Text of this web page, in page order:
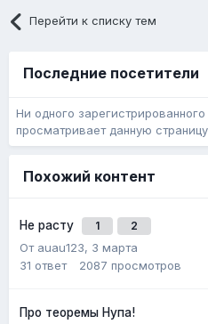
Перейти к списку тем
Последние посетители
Ни одного
просматривает данную страницу
Похожий контент
Не расту 1 2
От auau123, 3 марта
31 ответ 2087 просмотров
Про теоремы Нупа!